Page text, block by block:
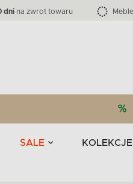
dni na zwrot towaru
SALE KOLEKCJE
stołowe i akcesoria
-39 % EPIRI
stołowe